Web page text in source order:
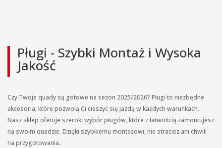
Pługi - Szybki Montaż i Wysoka
Jakość
Czy Twoje quady są gotowe na sezon 2025/2026? Pługi to niezbędne
akcesoria, które pozwolą Ci cieszyć się jazdą w każdych warunkach.
Nasz sklep oferuje szeroki wybór pługów, które z łatwością zamontujesz
na swoim quadzie. Dzięki szybkiemu montażowi, nie stracisz ani chwili
na przygotowania.